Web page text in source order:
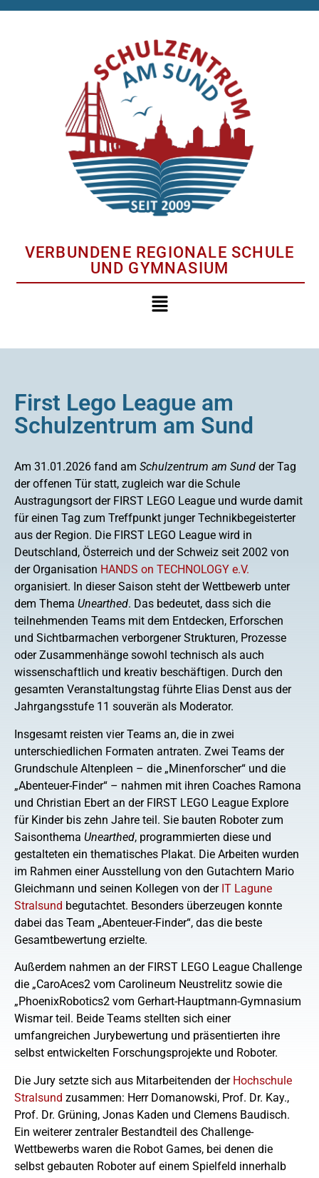
VERBUNDENE REGIONALE SCHULE
UND GYMNASIUM
First Lego League am
Schulzentrum am Sund
Am 31.01.2026 fand am Schulzentrum am Sund der Tag
der offenen Tür statt, zugleich war die Schule
Austragungsort der FIRST LEGO League und wurde damit
für einen Tag zum Treffpunkt junger Technikbegeisterter
aus der Region. Die FIRST LEGO League wird in
Deutschland, Österreich und der Schweiz seit 2002 von
der Organisation HANDS on TECHNOLOGY e.V.
organisiert. In dieser Saison steht der Wettbewerb unter
dem Thema Unearthed. Das bedeutet, dass sich die
teilnehmenden Teams mit dem Entdecken, Erforschen
und Sichtbarmachen verborgener Strukturen, Prozesse
oder Zusammenhänge sowohl technisch als auch
wissenschaftlich und kreativ beschäftigen. Durch den
gesamten Veranstaltungstag führte Elias Denst aus der
Jahrgangsstufe 11 souverän als Moderator.
Insgesamt reisten vier Teams an, die in zwei
unterschiedlichen Formaten antraten. Zwei Teams der
Grundschule Altenpleen – die „Minenforscher“ und die
„Abenteuer-Finder“ – nahmen mit ihren Coaches Ramona
und Christian Ebert an der FIRST LEGO League Explore
für Kinder bis zehn Jahre teil. Sie bauten Roboter zum
Saisonthema Unearthed, programmierten diese und
gestalteten ein thematisches Plakat. Die Arbeiten wurden
im Rahmen einer Ausstellung von den Gutachtern Mario
Gleichmann und seinen Kollegen von der IT Lagune
Stralsund begutachtet. Besonders überzeugen konnte
dabei das Team „Abenteuer-Finder“, das die beste
Gesamtbewertung erzielte.
Außerdem nahmen an der FIRST LEGO League Challenge
die „CaroAces2 vom Carolineum Neustrelitz sowie die
„PhoenixRobotics2 vom Gerhart-Hauptmann-Gymnasium
Wismar teil. Beide Teams stellten sich einer
umfangreichen Jurybewertung und präsentierten ihre
selbst entwickelten Forschungsprojekte und Roboter.
Die Jury setzte sich aus Mitarbeitenden der Hochschule
Stralsund zusammen: Herr Domanowski, Prof. Dr. Kay.,
Prof. Dr. Grüning, Jonas Kaden und Clemens Baudisch.
Ein weiterer zentraler Bestandteil des Challenge-
Wettbewerbs waren die Robot Games, bei denen die
selbst gebauten Roboter auf einem Spielfeld innerhalb